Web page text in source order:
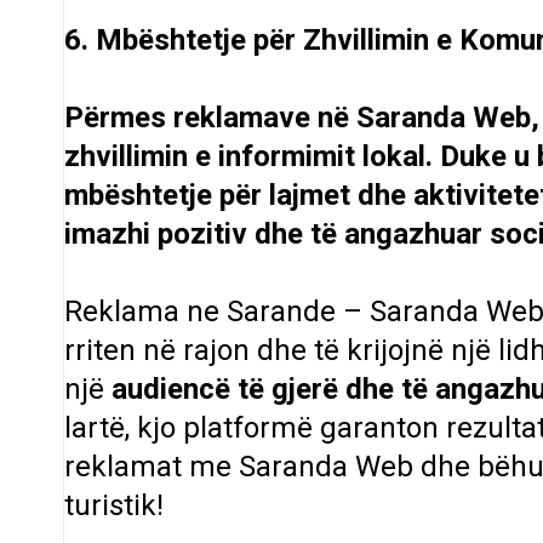
6. Mbështetje për Zhvillimin e
Përmes reklamave në Saranda
zhvillimin e informimit lokal. Duke
mbështetje për lajmet dhe
imazhi pozitiv dhe të angazhuar
Reklama ne Sarande – Saranda
rriten në rajon dhe të krijojnë një
një audiencë të gjerë dhe të
lartë, kjo platformë garanton
reklamat me Saranda Web dhe
turistik!